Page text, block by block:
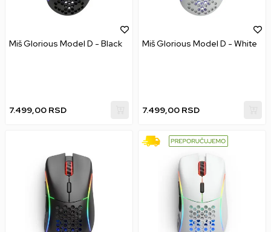
Miš Glorious Model D - Black
7.499,00 RSD
Miš Glorious Model D - White
7.499,00 RSD